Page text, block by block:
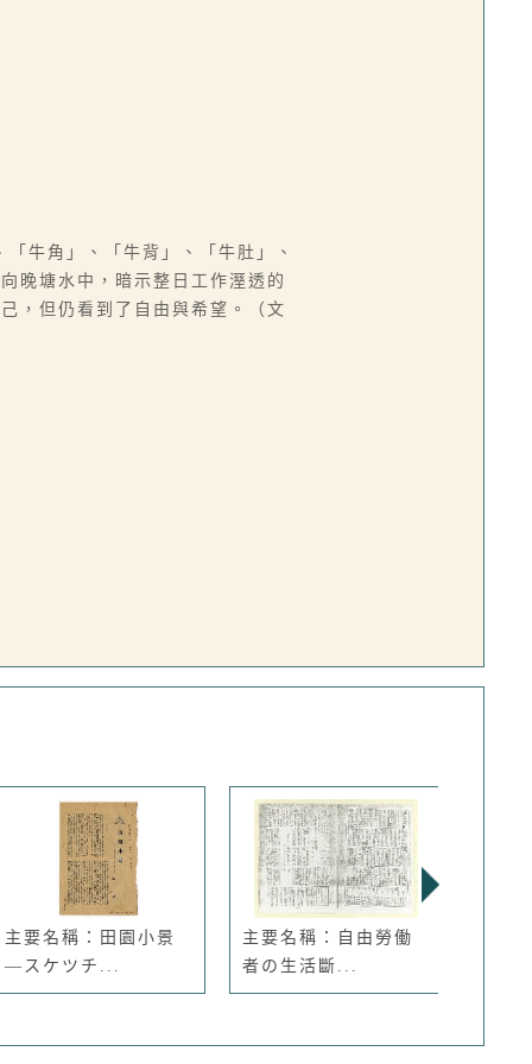
牛角」、「牛背」、「牛肚」、
晚塘水中，暗示整日工作溼透的
，但仍看到了自由與希望。（文
主要名稱：田園小景
—スケツチ...
主要名稱：自由勞働
者の生活斷...